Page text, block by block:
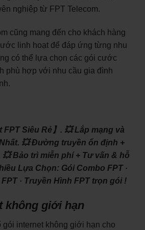
nghiệp từ FPT Telecom.
cũng mang đến cho khách hàng
linh hoạt để đáp ứng từng nhu
có thể lựa chọn các gói cước
phù hợp với nhu cầu gia đình
FPT Siêu Rẻ】. 💥 Lắp mạng và
💥 Đường truyền ổn định +
💥 Bảo trì miễn phí + Tư vấn & hỗ
Lựa Chọn: ‎Gói Combo FPT ·
· ‎Truyền Hình FPT trọn gói !
không giới hạn
gói internet không giới hạn cho